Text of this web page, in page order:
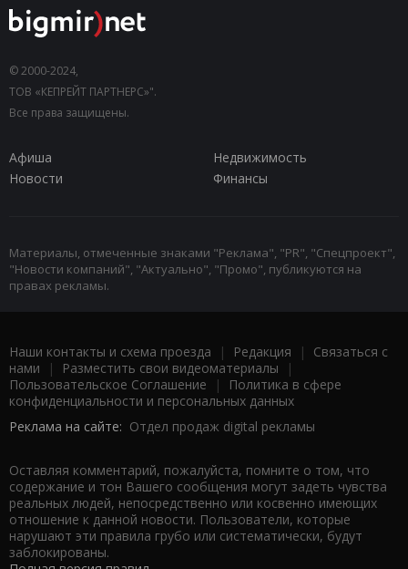
© 2000-2024,
ТОВ «КЕПРЕЙТ ПАРТНЕРС»".
Все права защищены.
Афиша
Недвижимость
Новости
Финансы
Материалы, отмеченные знаками "Реклама", "PR", "Спецпроект",
"Новости компаний", "Актуально", "Промо", публикуются на
правах рекламы.
Наши контакты и схема проезда | Редакция | Связаться с
нами | Разместить свои видеоматериалы |
Пользовательское Соглашение |
Политика в сфере
конфиденциальности и персональных данных
Реклама на сайте: Отдел продаж digital рекламы
Оставляя комментарий, пожалуйста, помните о том, что
содержание и тон Вашего сообщения могут задеть чувства
реальных людей, непосредственно или косвенно имеющих
отношение к данной новости. Пользователи, которые
нарушают эти правила грубо или систематически, будут
заблокированы.